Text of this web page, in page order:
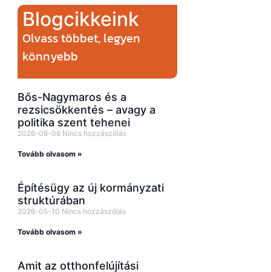
Blogcikkeink
Olvass többet, legyen
könnyebb
Bős-Nagymaros és a
rezsicsökkentés – avagy a
politika szent tehenei
2026-08-06 Nincs hozzászólás
Tovább olvasom »
Építésügy az új kormányzati
struktúrában
2026-05-10 Nincs hozzászólás
Tovább olvasom »
Amit az otthonfelújítási